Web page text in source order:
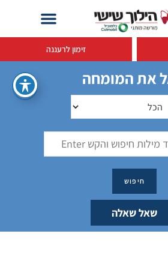
זימון לרעננה
את המומחה
שאל שאלה